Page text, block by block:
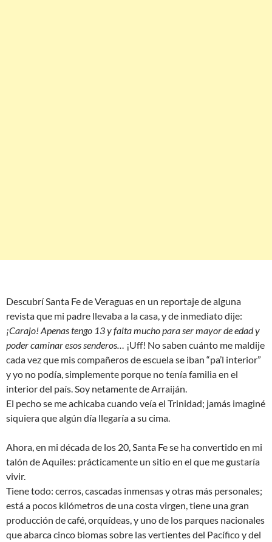
Descubrí Santa Fe de Veraguas en un reportaje de alguna
revista que mi padre llevaba a la casa, y de inmediato dije:
¡Carajo! Apenas tengo 13 y falta mucho para ser mayor de edad y
poder caminar esos senderos…
¡Uff! No saben cuánto me maldije
cada vez que mis compañeros de escuela se iban “pa’l interior”
y yo no podía, simplemente porque no tenía familia en el
interior del país. Soy netamente de Arraiján.
El pecho se me achicaba cuando veía el Trinidad; jamás imaginé
siquiera que algún día llegaría a su cima.
Ahora, en mi década de los 20, Santa Fe se ha convertido en mi
talón de Aquiles: prácticamente un sitio en el que me gustaría
vivir.
Tiene todo: cerros, cascadas inmensas y otras más personales;
está a pocos kilómetros de una costa virgen, tiene una gran
producción de café, orquídeas, y uno de los parques nacionales
que abarca cinco biomas sobre las vertientes del Pacífico y del